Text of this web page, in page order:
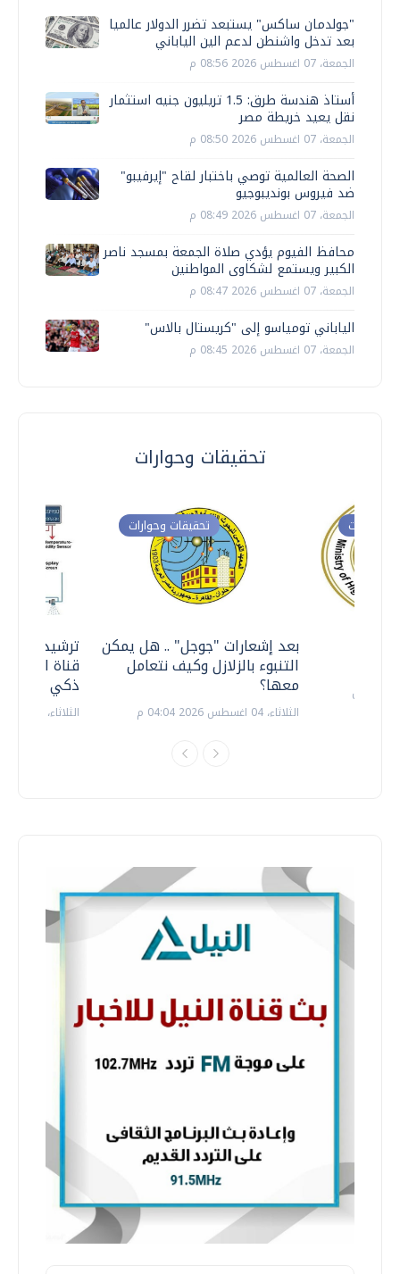
"جولدمان ساكس" يستبعد تضرر الدولار عالميا
بعد تدخل واشنطن لدعم الين الياباني
الجمعة، 07 اغسطس 2026 08:56 م
أستاذ هندسة طرق: 1.5 تريليون جنيه استثمار
نقل يعيد خريطة مصر
الجمعة، 07 اغسطس 2026 08:50 م
الصحة العالمية توصي باختبار لقاح "إيرفيبو"
ضد فيروس بونديبوجيو
الجمعة، 07 اغسطس 2026 08:49 م
محافظ الفيوم يؤدي صلاة الجمعة بمسجد ناصر
الكبير ويستمع لشكاوى المواطنين
الجمعة، 07 اغسطس 2026 08:47 م
الياباني تومياسو إلى "كريستال بالاس"
الجمعة، 07 اغسطس 2026 08:45 م
تحقيقات وحوارات
ترشيدا
قناة
ذكي
الثلاثاء، 14 يوليو 2026 06:11 م
تحقيقات وحوارات
بعد إشعارات "جوجل" .. هل يمكن
التنبوء بالزلازل وكيف نتعامل
معها؟
الثلاثاء، 04 اغسطس 2026 04:04 م
وحوارات